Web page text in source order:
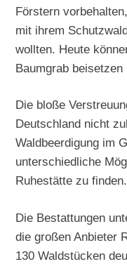
Förstern
mit ihrem
wollten. Heute
Baumgrab beisetzen
Die bloße
Deutschland nicht
Waldbeerdigung im
unterschiedliche
Ruhestätte zu finden.
Die Bestattungen
die großen Anbieter
130 Waldstücken